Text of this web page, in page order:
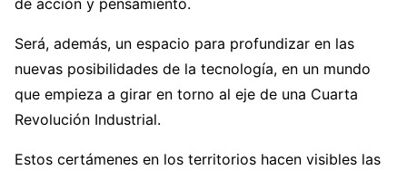
de acción y pensamiento.
Será, además, un espacio para profundizar en las
nuevas posibilidades de la tecnología, en un mundo
que empieza a girar en torno al eje de una Cuarta
Revolución Industrial.
Estos certámenes en los territorios hacen visibles las